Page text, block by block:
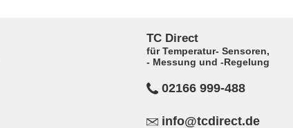
TC Direct
für Temperatur- Sensoren,
- Messung und -Regelung
02166 999-488
info@tcdirect.de